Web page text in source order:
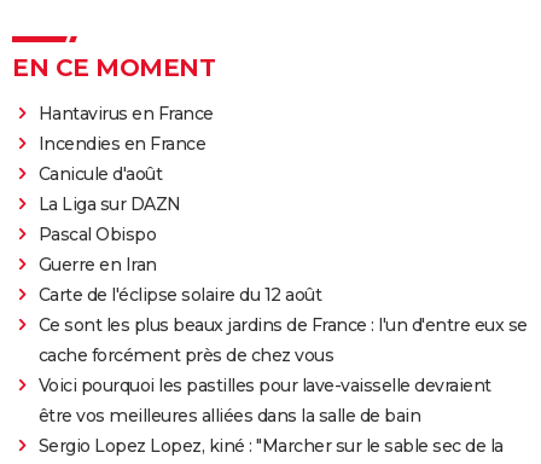
EN CE MOMENT
Hantavirus en France
Incendies en France
Canicule d'août
La Liga sur DAZN
Pascal Obispo
Guerre en Iran
Carte de l'éclipse solaire du 12 août
Ce sont les plus beaux jardins de France : l'un d'entre eux se
cache forcément près de chez vous
Voici pourquoi les pastilles pour lave-vaisselle devraient
être vos meilleures alliées dans la salle de bain
Sergio Lopez Lopez, kiné : "Marcher sur le sable sec de la